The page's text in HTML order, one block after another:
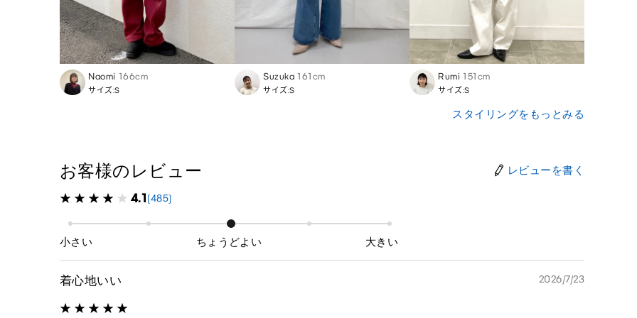
Naomi 166cm
サイズ:S
Suzuka 161cm
サイズ:S
Rumi 151cm
サイズ:S
スタイリングをもっとみる
お客様のレビュー レビューを書く
4.1(485)
小さい ちょうどよい 大きい
着心地いい 2026/7/23